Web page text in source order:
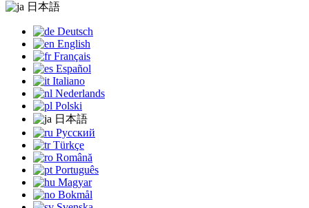
日本語
Deutsch
English
Français
Español
Italiano
Nederlands
Polski
日本語
Русский
Türkçe
Română
Português
Magyar
Bokmål